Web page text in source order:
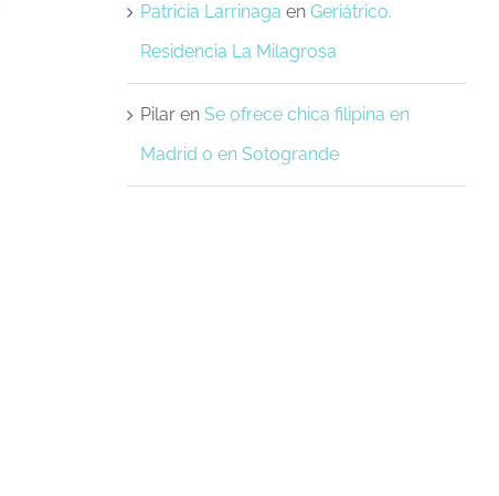
Patricia Larrinaga en Geriátrico.
Residencia La Milagrosa
Pilaren Se ofrece chica filipina en
Madrid o en Sotogrande